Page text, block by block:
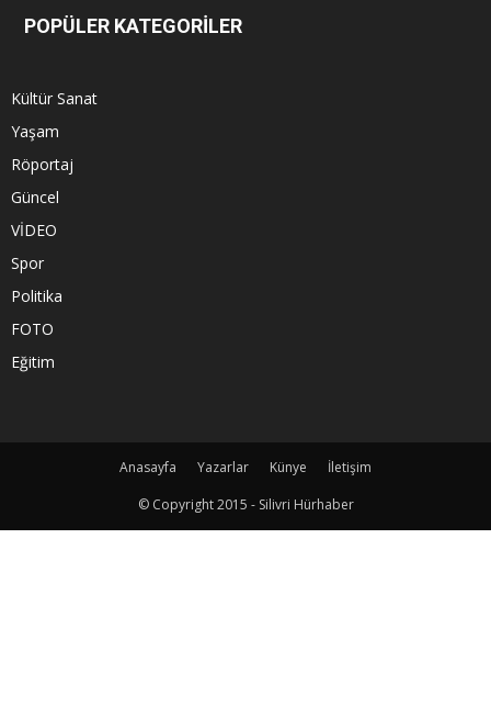
POPÜLER KATEGORİLER
Kültür Sanat
Yaşam
Röportaj
Güncel
VİDEO
Spor
Politika
FOTO
Eğitim
Anasayfa Yazarlar Künye
İletişim
© Copyright 2015 - Silivri Hürhaber